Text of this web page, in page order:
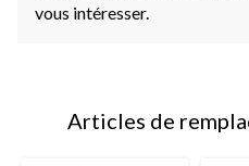
vous intéresser.
Articles de